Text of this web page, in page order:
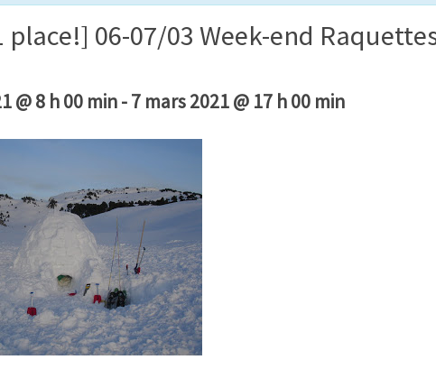
place!] 06-07/03 Week-end
@ 8 h 00 min-7 mars 2021 @ 17 h 00 min